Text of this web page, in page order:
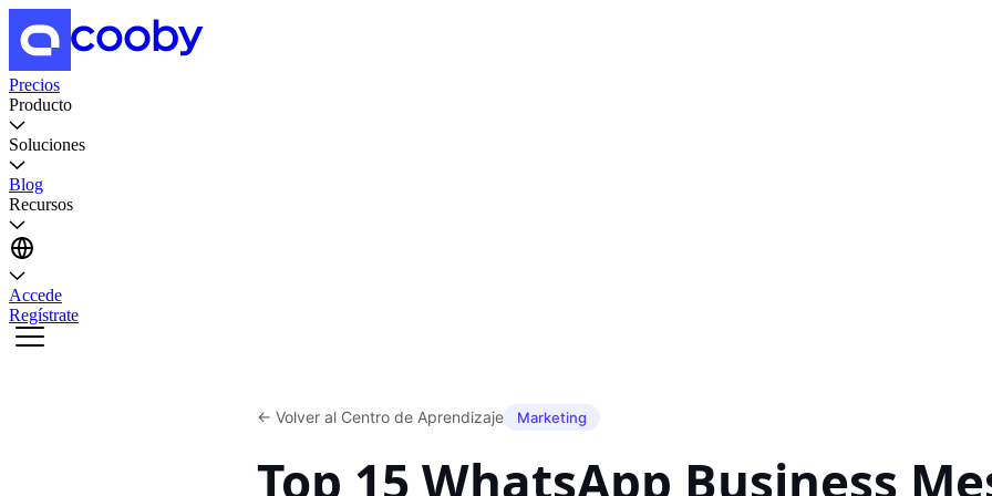
Precios
Producto
Soluciones
Blog
Recursos
Accede
Regístrate
← Volver al Centro de Aprendizaje Marketing
Top 15 WhatsApp Business